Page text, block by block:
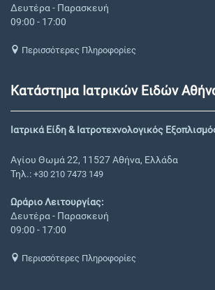
Δευτέρα - Παρασκευή
09:00 - 17:00
Περισσότερες Πληροφορίες
Κατάστημα Ιατρικών Ειδών
Ιατρικά Είδη & Ιατροτεχνολογικός
Αγίου Θωμά 22, 11527 Αθήνα, Ελλάδα
Τηλ.: +30 210 7473 149
Ωράριο Λειτουργίας:
Δευτέρα - Παρασκευή
09:00 - 17:00
Περισσότερες Πληροφορίες